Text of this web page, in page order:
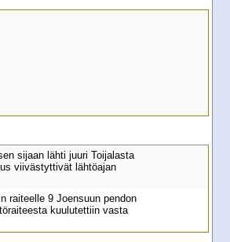
sijaan lähti juuri Toijalasta
viivästyttivät lähtöajan
raiteelle 9 Joensuun pendon
kuulutettiin vasta